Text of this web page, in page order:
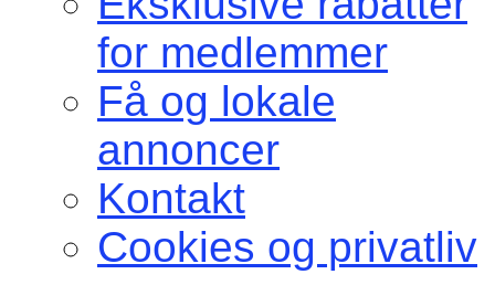
for medlemmer
Få og lokale
annoncer
Kontakt
Cookies og privatliv